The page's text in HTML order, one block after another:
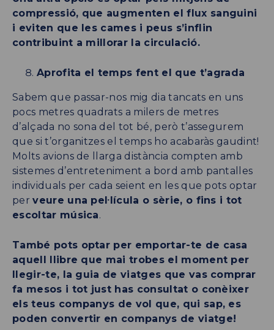
compressió, que augmenten el flux sanguini
i eviten que les cames i peus s’inflin
contribuint a millorar la circulació.
Aprofita el temps fent el que t’agrada
Sabem que passar-nos mig dia tancats en uns
pocs metres quadrats a milers de metres
d’alçada no sona del tot bé, però t’assegurem
que si t’organitzes el temps ho acabaràs gaudint!
Molts avions de llarga distància compten amb
sistemes d’entreteniment a bord amb pantalles
individuals per cada seient en les que pots optar
perveure una pel·lícula o sèrie, o fins i tot
escoltar música.
També pots optar per emportar-te de casa
aquell llibre que mai trobes el moment per
llegir-te, la guia de viatges que vas comprar
fa mesos i tot just has consultat o conèixer
els teus companys de vol que, qui sap, es
poden convertir en companys de viatge!